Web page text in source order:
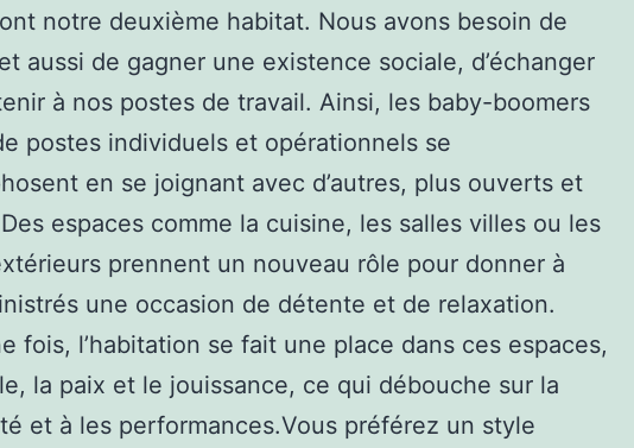
notre deuxième habitat. Nous avons besoin de
aussi de gagner une existence sociale, d’échanger
à nos postes de travail. Ainsi, les baby-boomers
postes individuels et opérationnels se
en se joignant avec d’autres, plus ouverts et
espaces comme la cuisine, les salles villes ou les
prennent un nouveau rôle pour donner à
une occasion de détente et de relaxation.
fois, l’habitation se fait une place dans ces espaces,
la paix et le jouissance, ce qui débouche sur la
et à les performances.Vous préférez un style